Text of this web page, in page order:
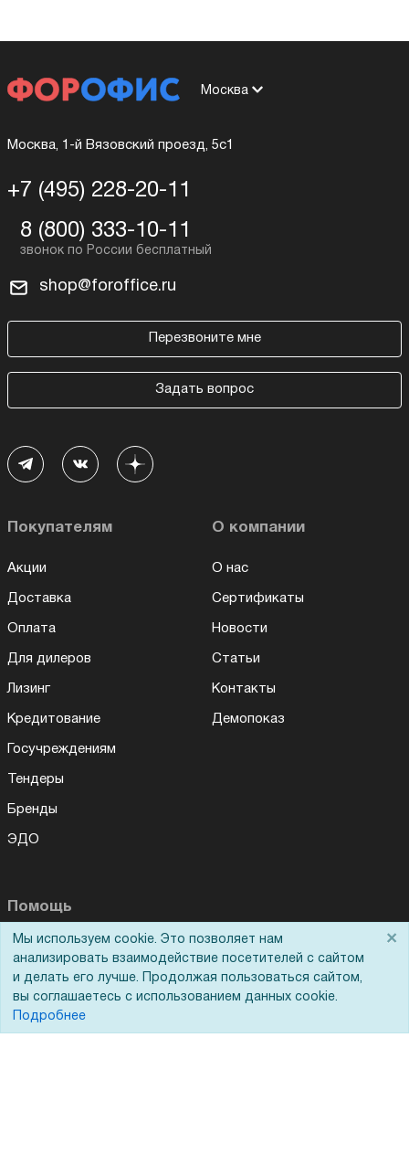
Москва
Москва, 1-й Вязовский проезд, 5с1
+7 (495) 228-20-11
8 (800) 333-10-11
shop@foroffice.ru
Перезвоните мне
Задать вопрос
Покупателям
Акции
Доставка
Оплата
Для дилеров
Лизинг
Кредитование
Госучреждениям
Тендеры
Бренды
ЭДО
О компании
О нас
Сертификаты
Новости
Статьи
Контакты
Демопоказ
Помощь
Вопрос-ответ
Реквизиты
Гарантии и возврат
Мы используем cookie. Это позволяет нам
анализировать взаимодействие посетителей с сайтом
и делать его лучше. Продолжая пользоваться сайтом,
вы соглашаетесь с использованием данных cookie.
Подробнее
×